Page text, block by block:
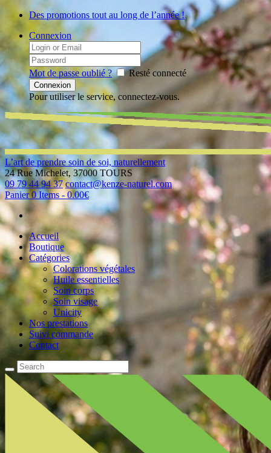
Des promotions tout au long de l’année !
Connexion
Mot de passe oublié ? Resté connecté
Pour utiliser le service, connectez-vous.
L’art de prendre soin de soi, naturellement
24 Rue Michelet, 37000 TOURS
09 79 44 94 37 contact@kenze-naturel.com
Panier 0 Items - 0.00€
Accueil
Boutique
Catégories
Colorations végétales
Huile essentielles
Soin corps
Soin visage
Unicity
Nos prestations
Suivi commande
Contact